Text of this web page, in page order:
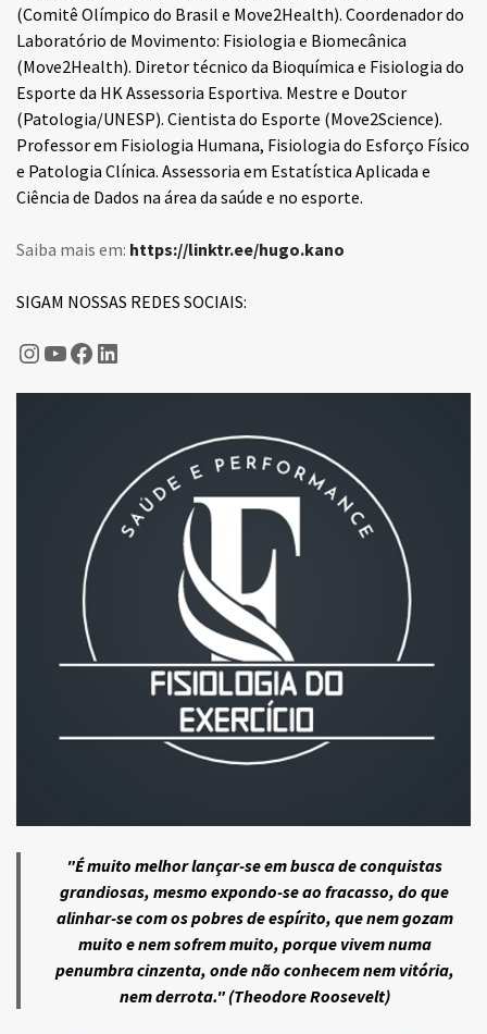
(Comitê Olímpico do Brasil e Move2Health). Coordenador do
Laboratório de Movimento: Fisiologia e Biomecânica
(Move2Health). Diretor técnico da Bioquímica e Fisiologia do
Esporte da HK Assessoria Esportiva. Mestre e Doutor
(Patologia/UNESP). Cientista do Esporte (Move2Science).
Professor em Fisiologia Humana, Fisiologia do Esforço Físico
e Patologia Clínica. Assessoria em Estatística Aplicada e
Ciência de Dados na área da saúde e no esporte.
Saiba mais em: https://linktr.ee/hugo.kano
SIGAM NOSSAS REDES SOCIAIS:
Hugo KanoFisiologia do Esporte
Fisiologia do Esporte
LinkedIn
"É muito melhor lançar-se em busca de conquistas
grandiosas, mesmo expondo-se ao fracasso, do que
alinhar-se com os pobres de espírito, que nem gozam
muito e nem sofrem muito, porque vivem numa
penumbra cinzenta, onde não conhecem nem vitória,
nem derrota." (Theodore Roosevelt)